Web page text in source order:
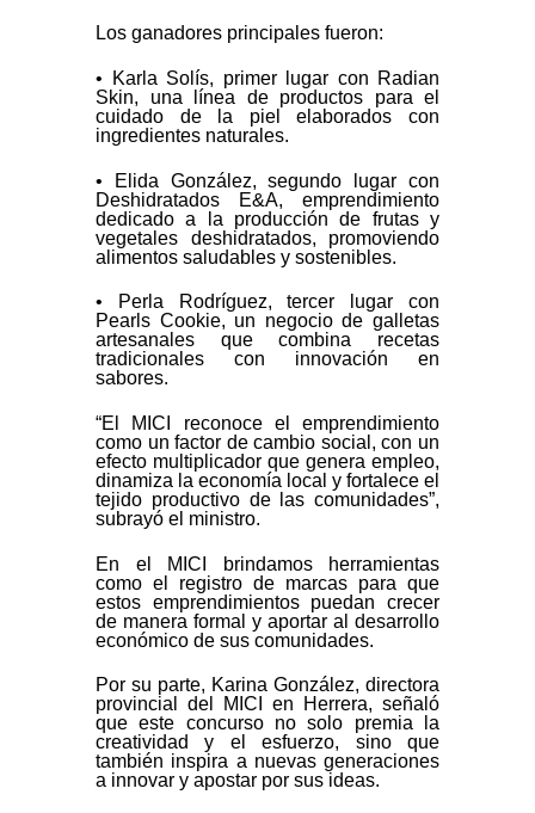
Los ganadores principales fueron:
• Karla Solís, primer lugar con Radian
Skin, una línea de productos para el
cuidado de la piel elaborados con
ingredientes naturales.
• Elida González, segundo lugar con
Deshidratados E&A, emprendimiento
dedicado a la producción de frutas y
vegetales deshidratados, promoviendo
alimentos saludables y sostenibles.
• Perla Rodríguez, tercer lugar con
Pearls Cookie, un negocio de galletas
artesanales que combina recetas
tradicionales con innovación en
sabores.
“El MICI reconoce el emprendimiento
como un factor de cambio social, con un
efecto multiplicador que genera empleo,
dinamiza la economía local y fortalece el
tejido productivo de las comunidades”,
subrayó el ministro.
En el MICI brindamos herramientas
como el registro de marcas para que
estos emprendimientos puedan crecer
de manera formal y aportar al desarrollo
económico de sus comunidades.
Por su parte, Karina González, directora
provincial del MICI en Herrera, señaló
que este concurso no solo premia la
creatividad y el esfuerzo, sino que
también inspira a nuevas generaciones
a innovar y apostar por sus ideas.